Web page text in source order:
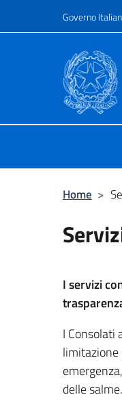
Governo
Home >
I servizi
I Consolati
limitazione
delle salme.